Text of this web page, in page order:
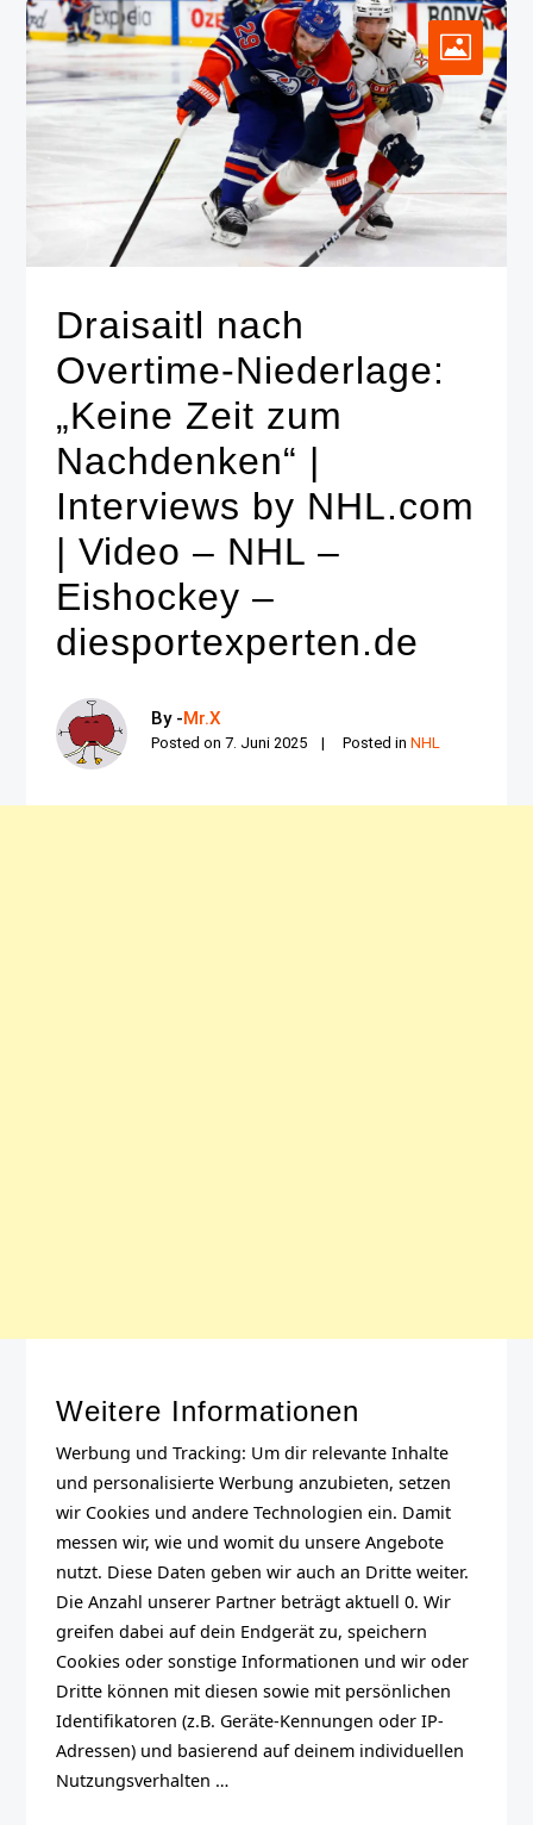
Draisaitl nach
Overtime-Niederlage:
„Keine Zeit zum
Nachdenken“ |
Interviews by NHL.com
| Video – NHL –
Eishockey –
diesportexperten.de
By -Mr.X
Posted on7. Juni 2025 Posted inNHL
Weitere Informationen
Werbung und Tracking: Um dir relevante Inhalte
und personalisierte Werbung anzubieten, setzen
wir Cookies und andere Technologien ein. Damit
messen wir, wie und womit du unsere Angebote
nutzt. Diese Daten geben wir auch an Dritte weiter.
Die Anzahl unserer Partner beträgt aktuell0. Wir
greifen dabei auf dein Endgerät zu, speichern
Cookies oder sonstige Informationen und wir oder
Dritte können mit diesen sowie mit persönlichen
Identifikatoren (z.B. Geräte-Kennungen oder IP-
Adressen) und basierend auf deinem individuellen
Nutzungsverhalten …